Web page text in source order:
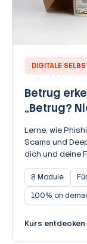
DIGITALE
Betrug
„Betrug?
Lerne, wie
Scams und
dich und deine
8 Module
100% on
Kurs entdecken